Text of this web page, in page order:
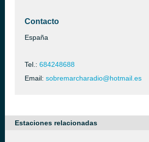
Contacto
España
Tel.: 684248688
Email: sobremarcharadio@hotmail.es
Estaciones relacionadas